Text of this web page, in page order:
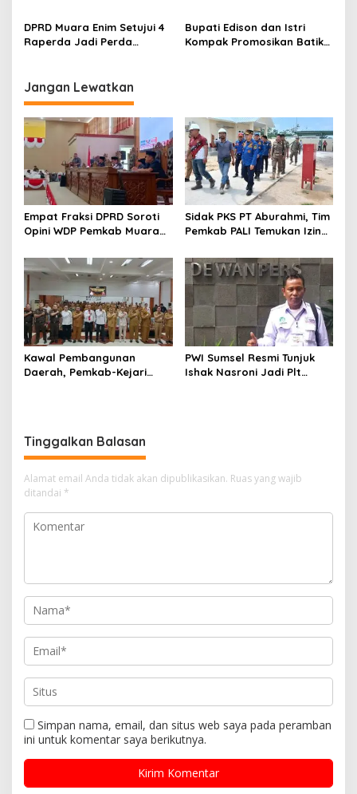
Sinergi Dukung Ketahanan
Energi Nasional
DPRD Muara Enim Setujui 4
Raperda Jadi Perda
Bupati Edison dan Istri
Kompak Promosikan Batik
Jangan Lewatkan
Empat Fraksi DPRD Soroti
Opini WDP Pemkab Muara
Kelola Keuangan
Sidak PKS PT Aburahmi, Tim
Pemkab PALI Temukan Izin
Kawal Pembangunan
Daerah, Pemkab-Kejari
PWI Sumsel Resmi Tunjuk
Ishak Nasroni Jadi Plt
Tinggalkan Balasan
Alamat email Anda tidak akan dipublikasikan. Ruas yang wajib
ditandai *
Simpan nama, email, dan situs web saya pada peramban
ini untuk komentar saya berikutnya.